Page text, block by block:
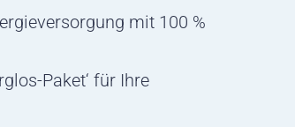
mit 100 %
Paket‘ für Ihre